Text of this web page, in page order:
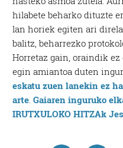
hilabete beharko dituzte
lan horiek egiten ari
balitz, beharrezko
Horretaz gain, oraindik
egin amiantoa duten
eskatu zuen lanekin ez
arte .Gaiaren inguruko
IRUTXULOKO HITZAk